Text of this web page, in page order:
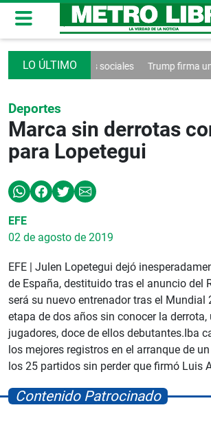
de las redes sociales Trump firma un
Deportes
Marca sin derrotas
para Lopetegui
EFE
02 de agosto de 2019
EFE | Julen Lopetegui dejó
de España, destituido tras el anuncio del
será su nuevo entrenador tras el Mundial
etapa de dos años sin conocer la
jugadores, doce de ellos debutantes.Iba
los mejores registros en el arranque de
los 25 partidos sin perder que firmó Luis
Contenido Patrocinado